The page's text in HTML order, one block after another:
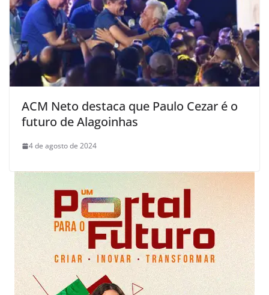
ACM Neto destaca que Paulo Cezar é o
futuro de Alagoinhas
4 de agosto de 2024